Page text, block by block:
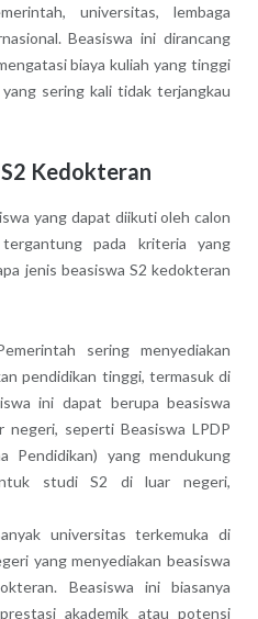
universitas, lembaga
Beasiswa ini dirancang
biaya kuliah yang tinggi
sering kali tidak terjangkau
Kedokteran
yang dapat diikuti oleh calon
pada kriteria yang
jenis beasiswa S2 kedokteran
sering menyediakan
pendidikan tinggi, termasuk di
ini dapat berupa beasiswa
negeri, seperti Beasiswa LPDP
Pendidikan) yang mendukung
studi S2 di luar negeri,
universitas terkemuka di
yang menyediakan beasiswa
Beasiswa ini biasanya
akademik atau potensi